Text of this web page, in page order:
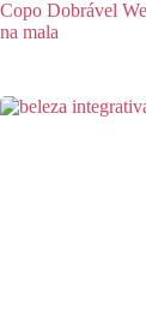
Copo Dobrável
na mala